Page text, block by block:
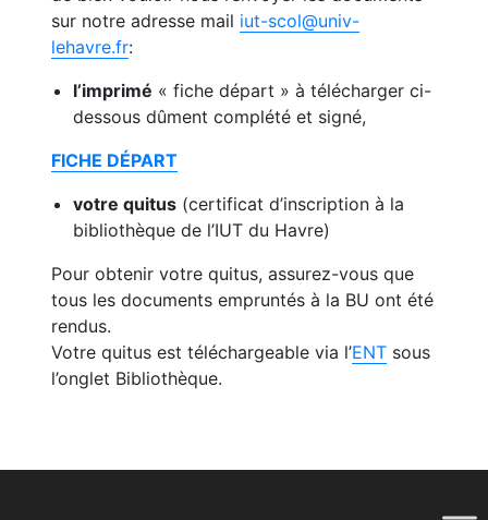
sur notre adresse mail iut-scol@univ-
lehavre.fr:
l’imprimé « fiche départ » à télécharger ci-
dessous dûment complété et signé,
FICHE DÉPART
votre quitus (certificat d’inscription à la
bibliothèque de l’IUT du Havre)
Pour obtenir votre quitus, assurez-vous que
tous les documents empruntés à la BU ont été
rendus.
Votre quitus est téléchargeable via l’ENT sous
l’onglet Bibliothèque.